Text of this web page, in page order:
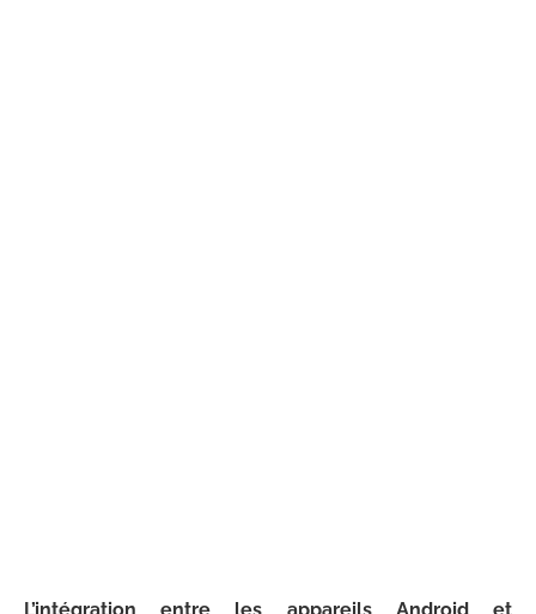
L’intégration entre les appareils Android et